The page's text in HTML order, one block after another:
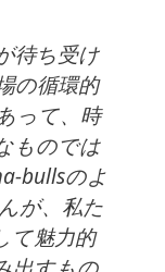
待ち受け
の循環的
って、時
ものでは
bullsのよ
が、私た
て魅力的